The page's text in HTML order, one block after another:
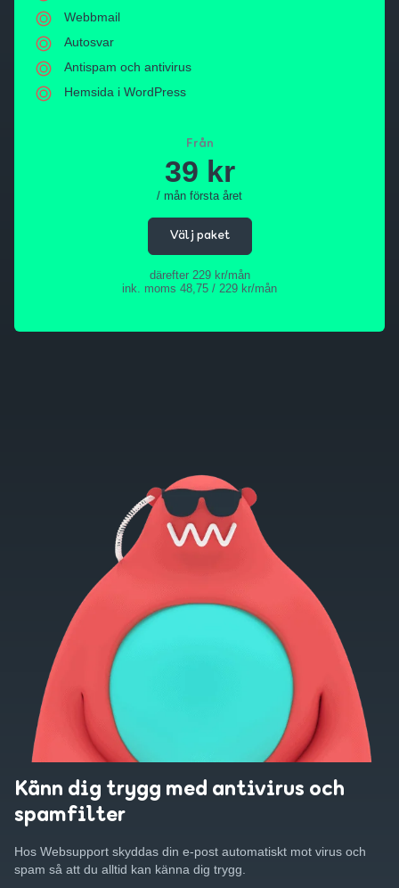
Webbmail
Autosvar
Antispam och antivirus
Hemsida i WordPress
Från
39 kr
/ mån första året
Välj paket
därefter 229 kr/mån
ink. moms 48,75 / 229 kr/mån
Känn dig trygg med antivirus och
spamfilter
Hos Websupport skyddas din e-post automatiskt mot virus och
spam så att du alltid kan känna dig trygg.